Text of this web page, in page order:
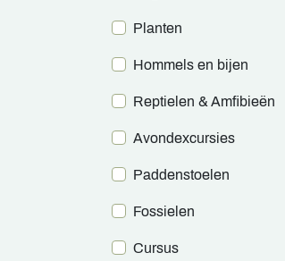
Planten
Hommels en bijen
Reptielen & Amfibieën
Avondexcursies
Paddenstoelen
Fossielen
Cursus